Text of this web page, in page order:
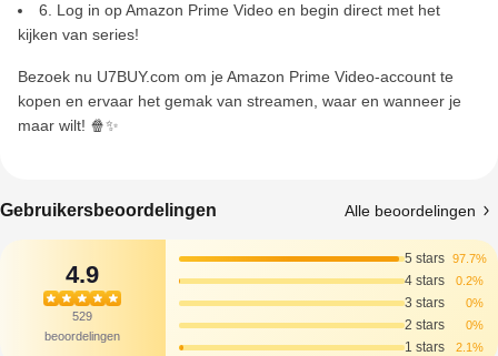
6. Log in op Amazon Prime Video en begin direct met het
kijken van series!
Bezoek nu U7BUY.com om je Amazon Prime Video-account te
kopen en ervaar het gemak van streamen, waar en wanneer je
maar wilt! 🍿✨
Gebruikersbeoordelingen Alle beoordelingen
4.9
529
beoordelingen
5 stars 97.7%
4 stars 0.2%
3 stars 0%
2 stars 0%
1 stars 2.1%